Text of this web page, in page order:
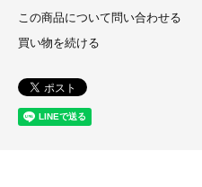
この商品について問い合わせる
買い物を続ける